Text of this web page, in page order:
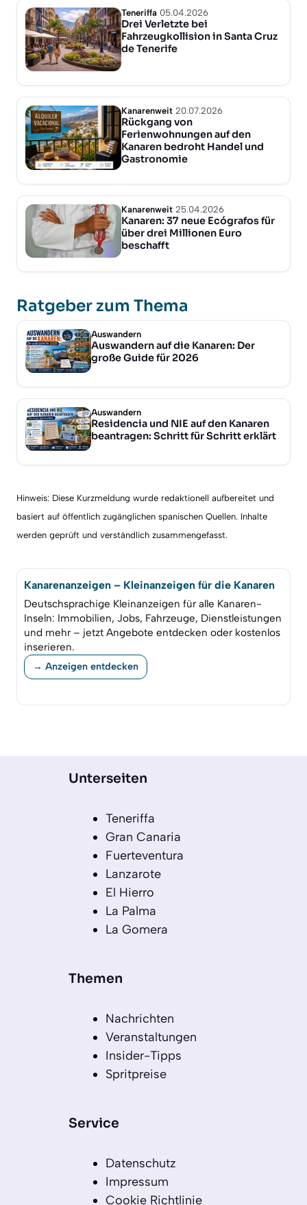
Teneriffa 05.04.2026
Drei Verletzte bei
Fahrzeugkollision in Santa Cruz
de Tenerife
Kanarenweit 20.07.2026
Rückgang von
Ferienwohnungen auf den
Kanaren bedroht Handel und
Gastronomie
Kanarenweit 25.04.2026
Kanaren: 37 neue Ecógrafos für
über drei Millionen Euro
beschafft
Ratgeber zum Thema
Auswandern
Auswandern auf die Kanaren: Der
große Guide für 2026
Auswandern
Residencia und NIE auf den Kanaren
beantragen: Schritt für Schritt erklärt
Hinweis: Diese Kurzmeldung wurde redaktionell aufbereitet und
basiert auf öffentlich zugänglichen spanischen Quellen. Inhalte
werden geprüft und verständlich zusammengefasst.
Kanarenanzeigen – Kleinanzeigen für die Kanaren
Deutschsprachige Kleinanzeigen für alle Kanaren-
Inseln: Immobilien, Jobs, Fahrzeuge, Dienstleistungen
und mehr – jetzt Angebote entdecken oder kostenlos
inserieren.
→ Anzeigen entdecken
Unterseiten
Teneriffa
Gran Canaria
Fuerteventura
Lanzarote
El Hierro
La Palma
La Gomera
Themen
Nachrichten
Veranstaltungen
Insider-Tipps
Spritpreise
Service
Datenschutz
Impressum
Cookie Richtlinie